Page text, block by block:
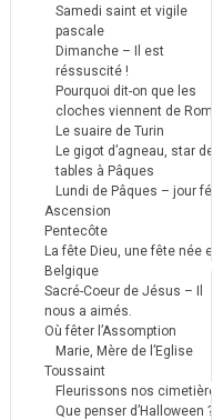
Samedi saint et vigile
pascale
Dimanche – Il est
réssuscité !
Pourquoi dit-on que les
cloches viennent de Rome ?
Le suaire de Turin
Le gigot d’agneau, star des
tables à Pâques
Lundi de Pâques – jour férié
Ascension
Pentecôte
La fête Dieu, une fête née en
Belgique
Sacré-Coeur de Jésus – Il
nous a aimés.
Où fêter l’Assomption
Marie, Mère de l’Eglise
Toussaint
Fleurissons nos cimetières
Que penser d’Halloween ?